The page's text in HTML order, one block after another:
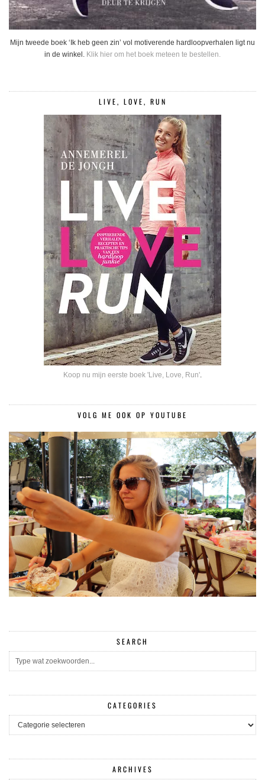
Mijn tweede boek ‘Ik heb geen zin’ vol motiverende hardloopverhalen ligt nu
in de winkel. Klik hier om het boek meteen te bestellen.
LIVE, LOVE, RUN
Koop nu mijn eerste boek 'Live, Love, Run'.
VOLG ME OOK OP YOUTUBE
SEARCH
CATEGORIES
CATEGORIES
ARCHIVES